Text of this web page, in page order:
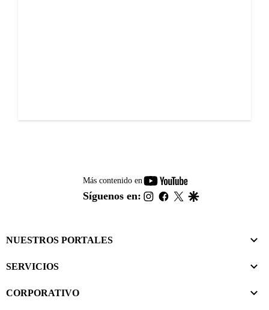
Más contenido en
youtube-
footer
Síguenos en: instagram
facebook
twitter
NUESTROS PORTALES
SERVICIOS
CORPORATIVO